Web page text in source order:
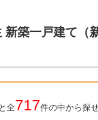
築一戸建て（
全717件の中から探せ